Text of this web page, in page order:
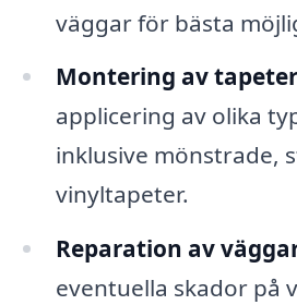
väggar för bästa
Montering av
applicering av olika
inklusive mönstrade,
vinyltapeter.
Reparation av
eventuella skador på